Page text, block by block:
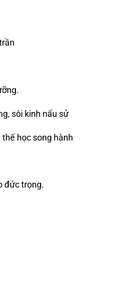
sôi kinh nấu sử
học song hành
đức trọng.